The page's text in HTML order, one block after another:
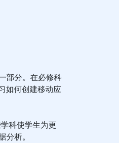
部分。在必修科
如何创建移动应
科使学生为更
析。